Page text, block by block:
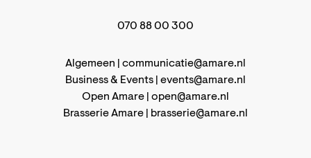
070 88 00 300
Algemeen | communicatie@amare.nl
Business & Events | events@amare.nl
Open Amare | open@amare.nl
Brasserie Amare | brasserie@amare.nl